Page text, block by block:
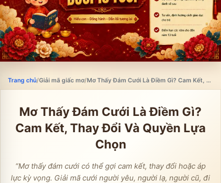
Trang chủ/Giải mã giấc mơ/ Mơ Thấy Đám Cưới Là Điềm Gì? Cam Kết, Thay Đổi Và Quyền Lựa Chọn
Mơ Thấy Đám Cưới Là Điềm Gì?
Cam Kết, Thay Đổi Và Quyền Lựa
Chọn
“Mơ thấy đám cưới có thể gợi cam kết, thay đổi hoặc áp
lực kỳ vọng. Giải mã cưới người yêu, người lạ, người cũ, đi